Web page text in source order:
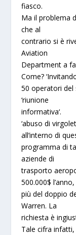
fiasco.
Ma il problema
che al
contrario si è
Aviation
Department a
Come? ‘
50 operatori
‘riunione
informativa‘.
‘abuso di
all’interno di
programma di
aziende di
trasporto
500.000$ l’anno,
più deldoppio
Warren. La
richiesta è
Tale cifra infatti,